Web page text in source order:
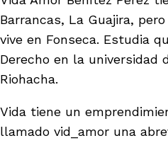
Barrancas, La Guajira,
vive en Fonseca. Estudia
Derecho en la universidad
Riohacha.
Vida tiene un
llamado vid_amor una